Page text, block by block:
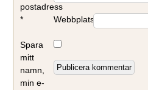
postadress
*
Webbplats
Spara
mitt
namn,
min e-